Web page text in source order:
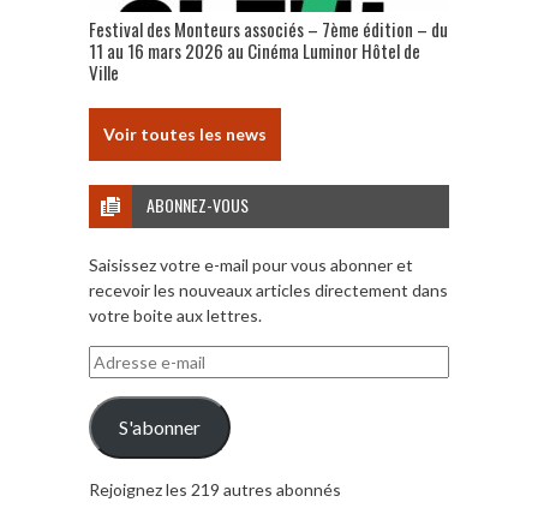
Festival des Monteurs associés – 7ème édition – du
11 au 16 mars 2026 au Cinéma Luminor Hôtel de
Ville
Voir toutes les news
ABONNEZ-VOUS
Saisissez votre e-mail pour vous abonner et
recevoir les nouveaux articles directement dans
votre boite aux lettres.
Adresse
e-
mail
S'abonner
Rejoignez les 219 autres abonnés